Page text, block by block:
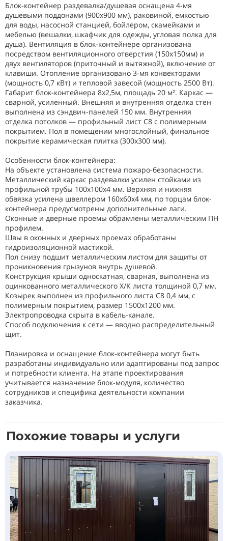
Блок-контейнер раздевалка/душевая оснащена 4-мя
душевыми поддонами (900х900 мм), раковиной, емкостью
для воды, насосной станцией, бойлером, скамейками и
мебелью (вешалки, шкафчик для одежды, угловая полка для
душа). Вентиляция в блок-контейнере организована
посредством вентиляционного отверстия (150х150мм) и
двух вентиляторов (приточный и вытяжной), включение от
клавиши. Отопление организовано 3-мя конвекторами
(мощность 0,7 кВт) и тепловой завесой (мощность 2500 Вт).
Габарит блок-контейнера 8х2,5м, площадь 20 м². Каркас —
сварной, усиленный. Внешняя и внутренняя отделка стен
выполнена из сэндвич-панелей 150 мм. Внутренняя
отделка потолков — профильный лист С8 с полимерным
покрытием. Пол в помещении многослойный, финальное
покрытие керамическая плитка (300х300 мм).
Особенности блок-контейнера:
На объекте установлена система пожаро-безопасности.
Металлический каркас раздевалки усилен стойками из
профильной трубы 100х100х4 мм. Верхняя и нижняя
обвязка усилена швеллером 160х60х4 мм, по торцам блок-
контейнера предусмотрены дополнительные лаги.
Оконные и дверные проемы обрамлены металлическим ПН
профилем.
Швы в оконных и дверных проемах обработаны
гидроизоляционной мастикой.
Пол снизу подшит металлическим листом для защиты от
проникновения грызунов внутрь душевой.
Конструкция крыши односкатная, сварная, выполнена из
оцинкованного металлического Х/К листа толщиной 0,7 мм.
Козырек выполнен из профильного листа С8 0,4 мм, с
полимерным покрытием, размер 1500х1200 мм.
Электропроводка скрыта в кабель-канале.
Способ подключения к сети — вводно распределительный
щит.
Планировка и оснащение блок-контейнера могут быть
разработаны индивидуально или адаптированы под запрос
и потребности клиента. На этапе проектирования
учитывается назначение блок-модуля, количество
сотрудников и специфика деятельности компании
заказчика.
Похожие товары и услуги